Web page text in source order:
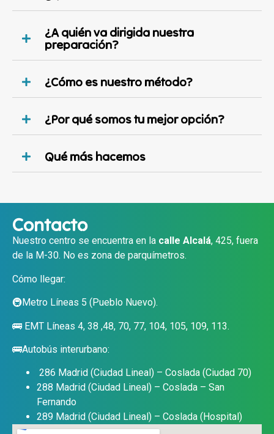
¿A quién va dirigida nuestra
preparación?
¿Cómo es nuestro método?
¿Por qué somos tu mejor opción?
Qué más hacemos
Contacto
Nuestro centro se encuentra en la calle Alcalá, 425, fuera
de la M-30. No es zona de parquímetros.
Cómo llegar:
🚇Metro Líneas 5 (Pueblo Nuevo).
🚌 EMT Líneas 4, 38 ,48, 70, 77, 104, 105, 109, 113.
🚌Autobús interurbano:
286 Madrid (Ciudad Lineal) – Coslada (Ciudad 70)
288 Madrid (Ciudad Lineal) – Coslada – San
Fernando
289 Madrid (Ciudad Lineal) – Coslada (Hospital)